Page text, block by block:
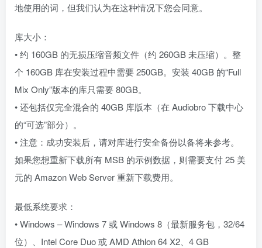
地使用的词，但我们认为在这种情况下您会同意。
库大小：
• 约 160GB 的无损压缩音频文件（约 260GB 未压缩）。整
个 160GB 库在安装过程中需要 250GB。安装 40GB 的“Full
Mix Only”版本的库只需要 80GB。
• 还包括仅完全混合的 40GB 库版本（在 Audiobro 下载中心
的“可选”部分）。
• 注意：成功安装后，请对库进行安全备份以备将来参考。
如果您想重新下载所有 MSB 的示例数据，则需要支付 25 美
元的 Amazon Web Server 重新下载费用。
最低系统要求：
• Windows – Windows 7 或 Windows 8（最新服务包，32/64
位）、Intel Core Duo 或 AMD Athlon 64 X2、4 GB